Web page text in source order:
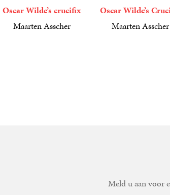
Oscar Wilde’s crucifix
Maarten Asscher
Oscar Wilde’s
Maarten Asscher
Meld u aan voor